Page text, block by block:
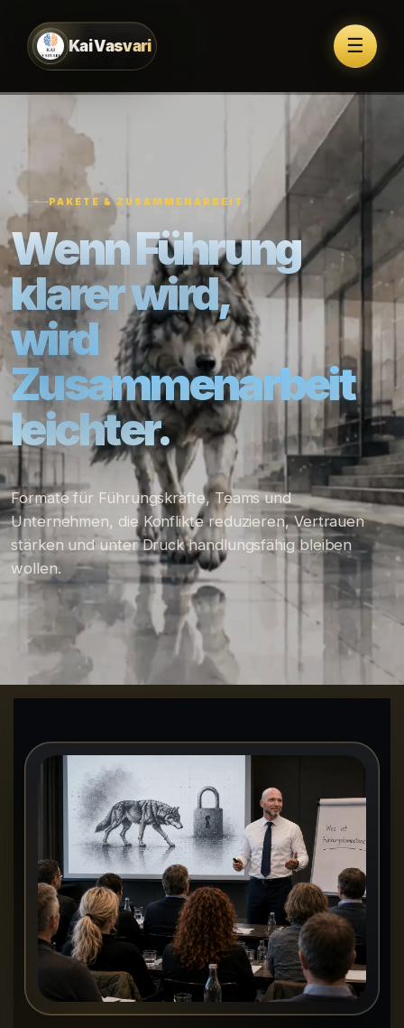
Kai Vasvari ☰
PAKETE & ZUSAMMENARBEIT
Wenn Führung
klarer wird,
wird
Zusammenarbeit
leichter.
Formate für Führungskräfte, Teams und
Unternehmen, die Konflikte reduzieren, Vertrauen
stärken und unter Druck handlungsfähig bleiben
wollen.